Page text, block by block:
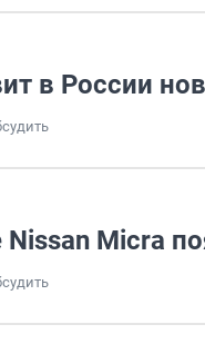
в России
Micra